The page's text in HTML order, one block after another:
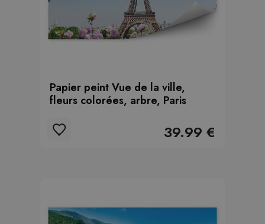
Papier peint Vue de la ville,
fleurs colorées, arbre, Paris
39.99 €